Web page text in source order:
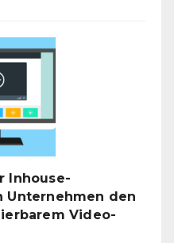
den
Mittelstand:
jetzt
der
richtige
Zeitpunkt
eine
unternehmensweite
KI-
Inhouse-
Unternehmen den
Video-